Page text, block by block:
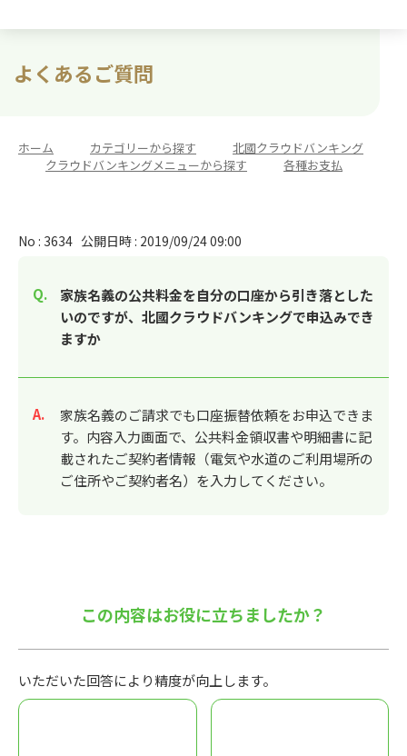
よくあるご質問
ホーム カテゴリーから探す
北國クラウドバンキング
クラウドバンキングメニューから探す 各種お支払
No : 3634 公開日時 : 2019/09/24 09:00
家族名義の公共料金を自分の口座から引き落とした
いのですが、北國クラウドバンキングで申込みでき
ますか
回答
家族名義のご請求でも口座振替依頼をお申込できま
す。内容入力画面で、公共料金領収書や明細書に記
載されたご契約者情報（電気や水道のご利用場所の
ご住所やご契約者名）を入力してください。
この内容はお役に立ちましたか？
いただいた回答により精度が向上します。